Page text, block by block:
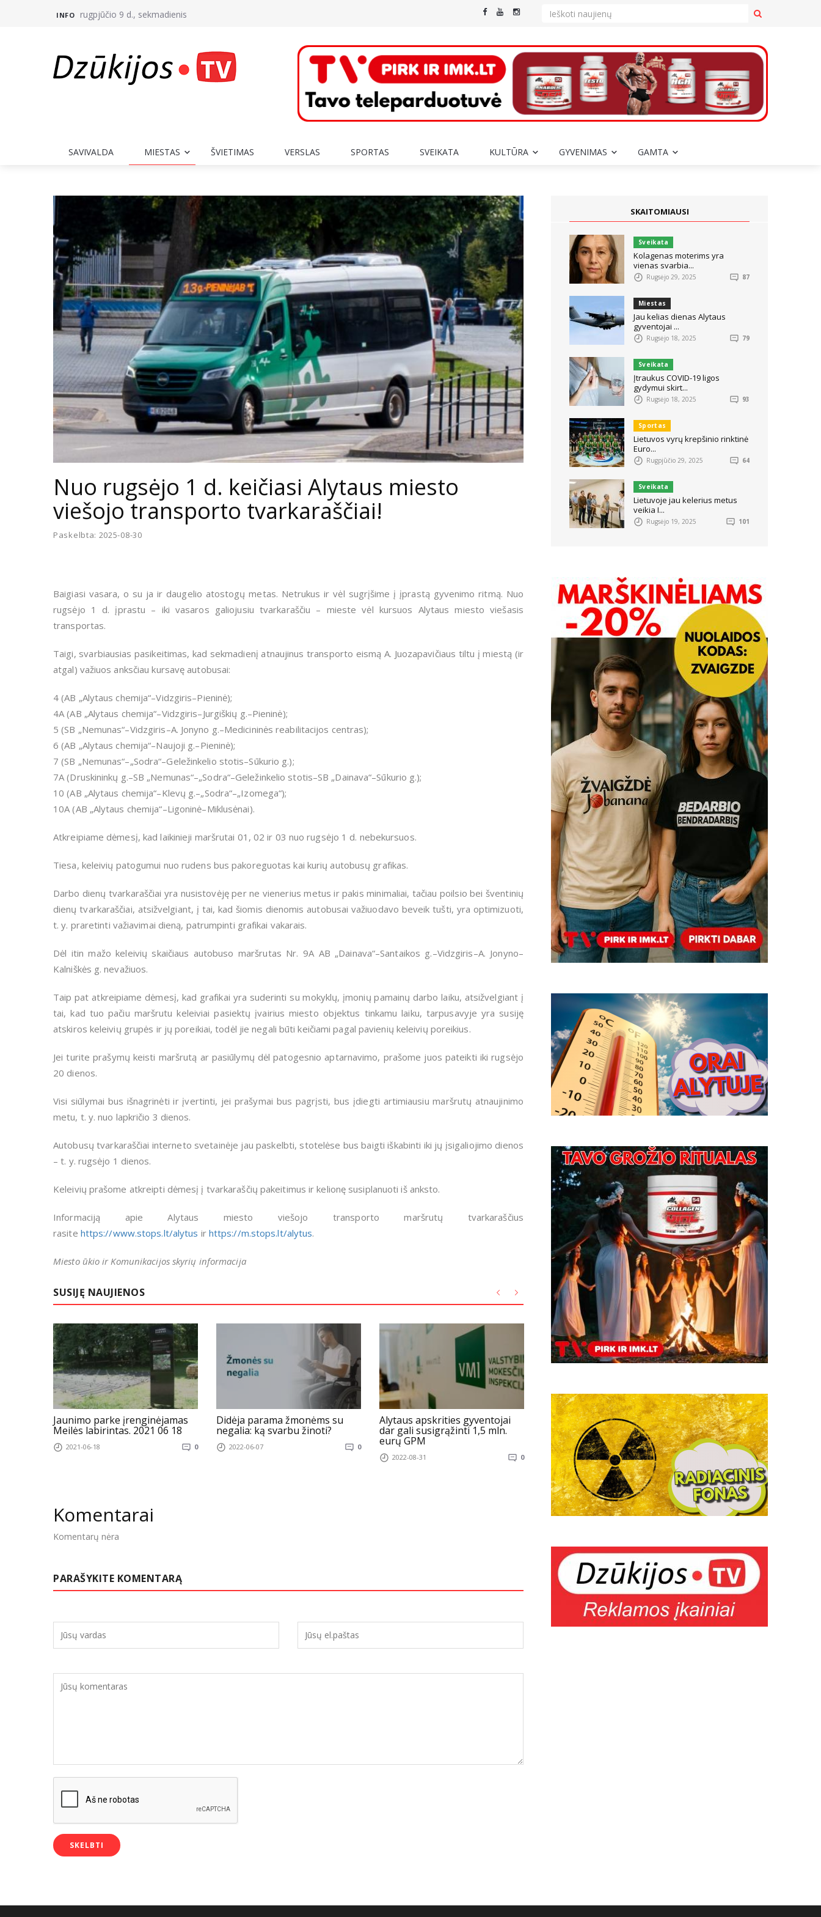
INFO rugpjūčio 9 d., sekmadienis
SAVIVALDA MIESTAS ŠVIETIMAS VERSLAS SPORTAS SVEIKATA KULTŪRA GYVENIMAS GAMTA
Nuo rugsėjo 1 d. keičiasi Alytaus miesto
viešojo transporto tvarkaraščiai!
Paskelbta: 2025-08-30
Baigiasi vasara, o su ja ir daugelio atostogų metas. Netrukus ir vėl sugrįšime į įprastą gyvenimo ritmą. Nuo
rugsėjo 1 d. įprastu – iki vasaros galiojusiu tvarkaraščiu – mieste vėl kursuos Alytaus miesto viešasis
transportas.
Taigi, svarbiausias pasikeitimas, kad sekmadienį atnaujinus transporto eismą A. Juozapavičiaus tiltu į miestą (ir
atgal) važiuos anksčiau kursavę autobusai:
4 (AB „Alytaus chemija“–Vidzgiris–Pieninė);
4A (AB „Alytaus chemija“–Vidzgiris–Jurgiškių g.–Pieninė);
5 (SB „Nemunas“–Vidzgiris–A. Jonyno g.–Medicininės reabilitacijos centras);
6 (AB „Alytaus chemija“–Naujoji g.–Pieninė);
7 (SB „Nemunas“–„Sodra“–Geležinkelio stotis–Sūkurio g.);
7A (Druskininkų g.–SB „Nemunas“–„Sodra“–Geležinkelio stotis–SB „Dainava“–Sūkurio g.);
10 (AB „Alytaus chemija“–Klevų g.–„Sodra“–„Izomega“);
10A (AB „Alytaus chemija“–Ligoninė–Miklusėnai).
Atkreipiame dėmesį, kad laikinieji maršrutai 01, 02 ir 03 nuo rugsėjo 1 d. nebekursuos.
Tiesa, keleivių patogumui nuo rudens bus pakoreguotas kai kurių autobusų grafikas.
Darbo dienų tvarkaraščiai yra nusistovėję per ne vienerius metus ir pakis minimaliai, tačiau poilsio bei šventinių
dienų tvarkaraščiai, atsižvelgiant, į tai, kad šiomis dienomis autobusai važiuodavo beveik tušti, yra optimizuoti,
t. y. praretinti važiavimai dieną, patrumpinti grafikai vakarais.
Dėl itin mažo keleivių skaičiaus autobuso maršrutas Nr. 9A AB „Dainava“–Santaikos g.–Vidzgiris–A. Jonyno–
Kalniškės g. nevažiuos.
Taip pat atkreipiame dėmesį, kad grafikai yra suderinti su mokyklų, įmonių pamainų darbo laiku, atsižvelgiant į
tai, kad tuo pačiu maršrutu keleiviai pasiektų įvairius miesto objektus tinkamu laiku, tarpusavyje yra susiję
atskiros keleivių grupės ir jų poreikiai, todėl jie negali būti keičiami pagal pavienių keleivių poreikius.
Jei turite prašymų keisti maršrutą ar pasiūlymų dėl patogesnio aptarnavimo, prašome juos pateikti iki rugsėjo
20 dienos.
Visi siūlymai bus išnagrinėti ir įvertinti, jei prašymai bus pagrįsti, bus įdiegti artimiausiu maršrutų atnaujinimo
metu, t. y. nuo lapkričio 3 dienos.
Autobusų tvarkaraščiai interneto svetainėje jau paskelbti, stotelėse bus baigti iškabinti iki jų įsigaliojimo dienos
– t. y. rugsėjo 1 dienos.
Keleivių prašome atkreipti dėmesį į tvarkaraščių pakeitimus ir kelionę susiplanuoti iš anksto.
Informaciją apie Alytaus miesto viešojo transporto maršrutų tvarkaraščius
rasite https://www.stops.lt/alytus ir https://m.stops.lt/alytus.
Miesto ūkio ir Komunikacijos skyrių informacija
SUSIJĘ NAUJIENOS
Jaunimo parke įrenginėjamas
Meilės labirintas. 2021 06 18
2021-06-18 0
Didėja parama žmonėms su
negalia: ką svarbu žinoti?
2022-06-07 0
Alytaus apskrities gyventojai
dar gali susigrąžinti 1,5 mln.
eurų GPM
2022-08-31 0
Karių pratybos rugsėjo mėnesį
2022-08-31 0
Lankininkų sezono
Alytuje pažymėtas
2020-06-10
Komentarai
Komentarų nėra
PARAŠYKITE KOMENTARĄ
SKAITOMIAUSI
Sveikata
Kolagenas moterims yra
vienas svarbia...
Rugsėjo 29, 2025 87
Miestas
Jau kelias dienas Alytaus
gyventojai ...
Rugsėjo 18, 2025 79
Sveikata
Įtraukus COVID-19 ligos
gydymui skirt...
Rugsėjo 18, 2025 93
Sportas
Lietuvos vyrų krepšinio rinktinė
Euro...
Rugpjūčio 29, 2025 64
Sveikata
Lietuvoje jau kelerius metus
veikia I...
Rugsėjo 19, 2025 101